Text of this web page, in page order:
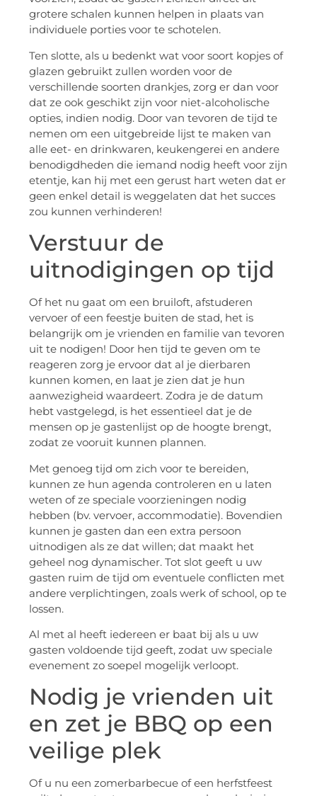
grotere schalen kunnen helpen in plaats van
individuele porties voor te schotelen.
Ten slotte, als u bedenkt wat voor soort kopjes of
glazen gebruikt zullen worden voor de
verschillende soorten drankjes, zorg er dan voor
dat ze ook geschikt zijn voor niet-alcoholische
opties, indien nodig. Door van tevoren de tijd te
nemen om een uitgebreide lijst te maken van
alle eet- en drinkwaren, keukengerei en andere
benodigdheden die iemand nodig heeft voor zijn
etentje, kan hij met een gerust hart weten dat er
geen enkel detail is weggelaten dat het succes
zou kunnen verhinderen!
Verstuur de
uitnodigingen op tijd
Of het nu gaat om een bruiloft, afstuderen
vervoer of een feestje buiten de stad, het is
belangrijk om je vrienden en familie van tevoren
uit te nodigen! Door hen tijd te geven om te
reageren zorg je ervoor dat al je dierbaren
kunnen komen, en laat je zien dat je hun
aanwezigheid waardeert. Zodra je de datum
hebt vastgelegd, is het essentieel dat je de
mensen op je gastenlijst op de hoogte brengt,
zodat ze vooruit kunnen plannen.
Met genoeg tijd om zich voor te bereiden,
kunnen ze hun agenda controleren en u laten
weten of ze speciale voorzieningen nodig
hebben (bv. vervoer, accommodatie). Bovendien
kunnen je gasten dan een extra persoon
uitnodigen als ze dat willen; dat maakt het
geheel nog dynamischer. Tot slot geeft u uw
gasten ruim de tijd om eventuele conflicten met
andere verplichtingen, zoals werk of school, op te
lossen.
Al met al heeft iedereen er baat bij als u uw
gasten voldoende tijd geeft, zodat uw speciale
evenement zo soepel mogelijk verloopt.
Nodig je vrienden uit
en zet je BBQ op een
veilige plek
Of u nu een zomerbarbecue of een herfstfeest